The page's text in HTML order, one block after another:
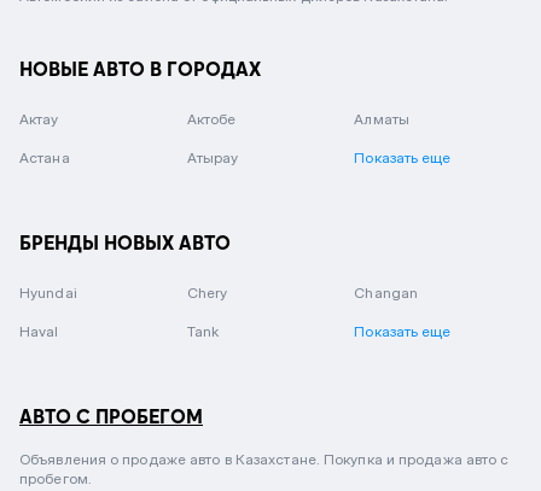
НОВЫЕ АВТО В ГОРОДАХ
Актау Актобе Алматы
Астана Атырау Показать еще
БРЕНДЫ НОВЫХ АВТО
Hyundai Chery Changan
Haval Tank Показать еще
АВТО С ПРОБЕГОМ
Объявления о продаже авто в Казахстане. Покупка и продажа авто с
пробегом.